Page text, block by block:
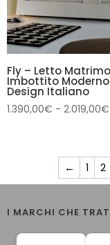
Fly – Letto
Imbottito Moderno
Design Italiano
1.390,00€ - 2.019,00€
← 1 2
I MARCHI CHE